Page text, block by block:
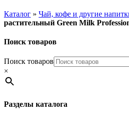
Каталог » Чай, кофе и другие
растительный Green Milk
Поиск товаров
Поиск товаров
×
Разделы каталога